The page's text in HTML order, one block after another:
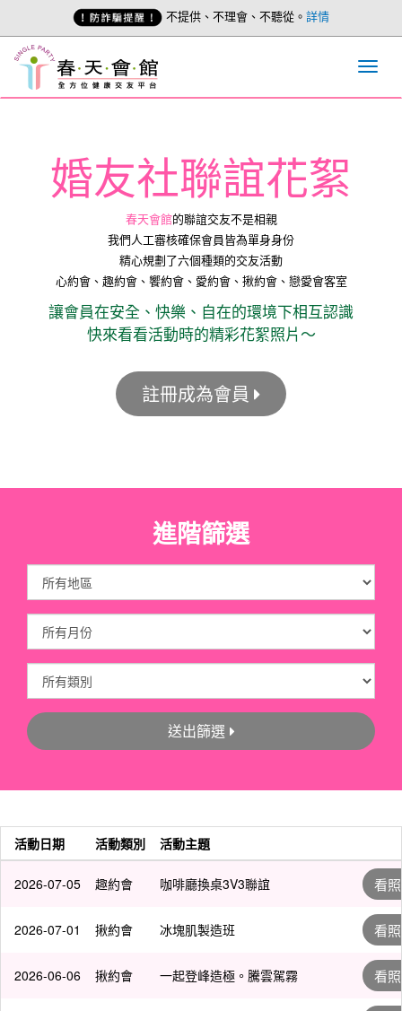
不提供、不理會、不聽從。 詳情
婚友社聯誼花絮
春天會館的聯誼交友不是相親
我們人工審核確保會員皆為單身身份
精心規劃了六個種類的交友活動
心約會、趣約會、饗約會、愛約會、揪約會、戀愛會客室
讓會員在安全、快樂、自在的環境下相互認識
快來看看活動時的精彩花絮照片～
註冊成為會員
進階篩選
送出篩選
活動日期 活動類別 活動主題
2026-07-05 趣約會 咖啡廳換桌3V3聯誼 看
2026-07-01 揪約會 冰塊肌製造班 看
2026-06-06 揪約會 一起登峰造極。騰雲駕霧 看